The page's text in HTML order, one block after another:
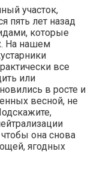
участок,
пять лет назад
которые
На нашем
все
или
в росте и
весной, не
она снова
ягодных